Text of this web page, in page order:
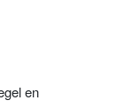
en